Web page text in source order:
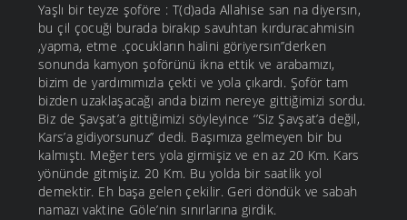
Yaşlı bir teyze şoföre : T(d)ada Allahise san na diyersın,
bu çil çocuği burada birakıp savuhtan kırduracahmisin
,yapma, etme .çocukların halini göriyersın’’derken
sonunda kamyon şoförünü ikna ettik ve arabamızı,
bizim de yardımımızla çekti ve yola çıkardı. Şoför tam
bizden uzaklaşacağı anda bizim nereye gittiğimizi sordu.
Biz de Şavşat’a gittiğimizi söyleyince ‘’Siz Şavşat’a değil,
Kars’a gidiyorsunuz’’ dedi. Başımıza gelmeyen bir bu
kalmıştı. Meğer ters yola girmişiz ve en az 20 Km. Kars
yönünde gitmişiz. 20 Km. Bu yolda bir saatlik yol
demektir. Eh başa gelen çekilir. Geri döndük ve sabah
namazı vaktine Göle’nin sınırlarına girdik.